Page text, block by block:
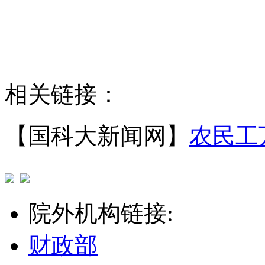
相关链接：
【国科大新闻网】 农民工
院外机构链接:
财政部